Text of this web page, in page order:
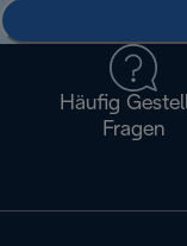
Häufig
Fragen